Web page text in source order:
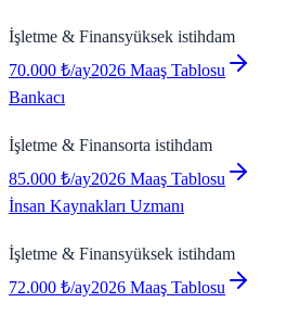
İşletme & Finansyüksek istihdam
70.000 ₺/ay2026 Maaş Tablosu
Bankacı
İşletme & Finansorta istihdam
85.000 ₺/ay2026 Maaş Tablosu
İnsan Kaynakları Uzmanı
İşletme & Finansyüksek istihdam
72.000 ₺/ay2026 Maaş Tablosu